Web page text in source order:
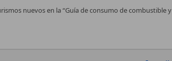
nuevos en la “Guía de consumo de combustible y